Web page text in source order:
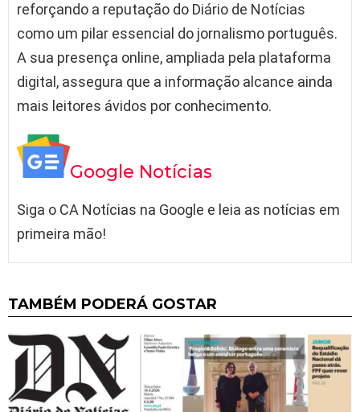
reforçando a reputação do Diário de Notícias
como um pilar essencial do jornalismo português.
A sua presença online, ampliada pela plataforma
digital, assegura que a informação alcance ainda
mais leitores ávidos por conhecimento.
Google Notícias
Siga o CA Notícias na Google e leia as notícias em
primeira mão!
TAMBÉM PODERÁ GOSTAR